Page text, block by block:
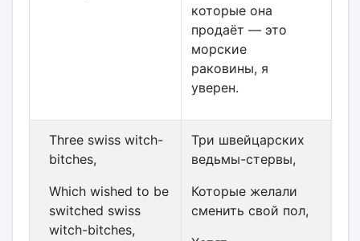
которые она
продаёт — это
морские
раковины, я
уверен.
Three swiss witch-
bitches,
Which wished to be
switched swiss
witch-bitches,
Три швейцарских
ведьмы-стервы,
Которые желали
сменить свой пол,